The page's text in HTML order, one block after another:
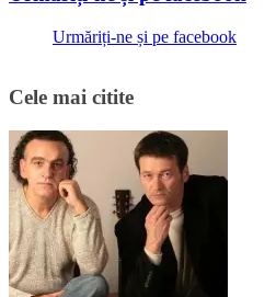
Urmăriți-ne și pe facebook
Cele mai citite